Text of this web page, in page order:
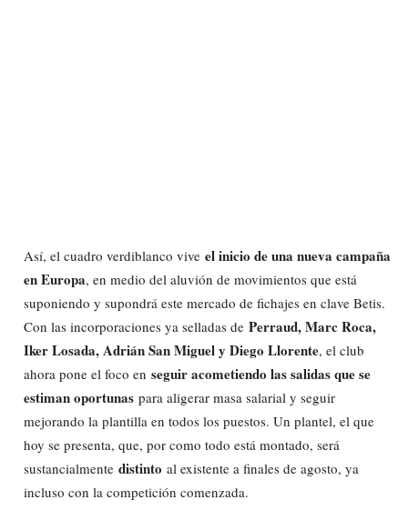
Así, el cuadro verdiblanco vive el inicio de una nueva campaña
en Europa, en medio del aluvión de movimientos que está
suponiendo y supondrá este mercado de fichajes en clave Betis.
Con las incorporaciones ya selladas de Perraud, Marc Roca,
Iker Losada, Adrián San Miguel y Diego Llorente, el club
ahora pone el foco en seguir acometiendo las salidas que se
estiman oportunas para aligerar masa salarial y seguir
mejorando la plantilla en todos los puestos. Un plantel, el que
hoy se presenta, que, por como todo está montado, será
sustancialmente distinto al existente a finales de agosto, ya
incluso con la competición comenzada.